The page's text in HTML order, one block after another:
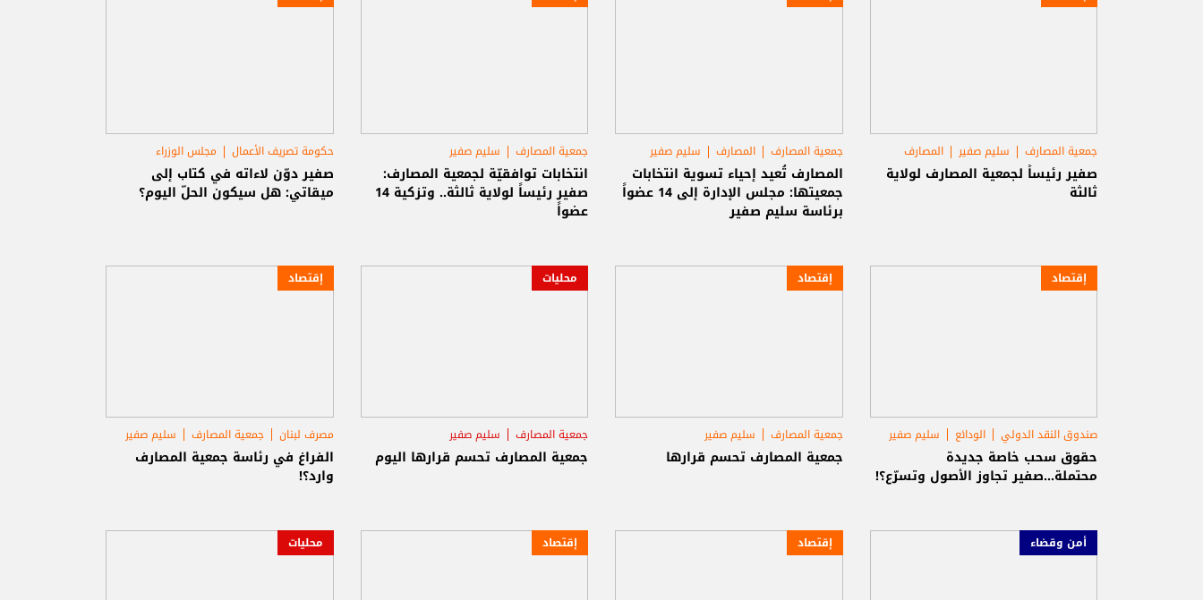
جمعية المصارف سليم صفير المصارف
صفير رئيساً لجمعية المصارف لولاية
ثالثة
جمعية المصارف المصارف سليم صفير
المصارف تُعيد إحياء تسوية انتخابات
جمعيتها: مجلس الإدارة إلى 14 عضواً
برئاسة سليم صفير
جمعية المصارف سليم صفير
انتخابات توافقيّة لجمعية المصارف:
صفير رئيساً لولاية ثالثة.. وتزكية 14
عضواً
حكومة تصريف الأعمال
مجلس الوزراء
جمعية المصارف
صفير دوّن لاءاته في كتاب إلى
ميقاتي: هل سيكون الحلّ اليوم؟
إقتصاد
صندوق النقد الدولي الودائع سليم صفير
حقوق سحب خاصة جديدة
محتملة...صفير تجاوز الأصول وتسرّع؟!
إقتصاد
جمعية المصارف سليم صفير
جمعية المصارف تحسم قرارها
محليات
جمعية المصارف
سليم صفير
القطاع المصرفي
جمعية المصارف تحسم قرارها اليوم
إقتصاد
مصرف لبنان جمعية المصارف سليم صفير
الفراغ في رئاسة جمعية المصارف
وارد؟!
أمن وقضاء إقتصاد إقتصاد محليات